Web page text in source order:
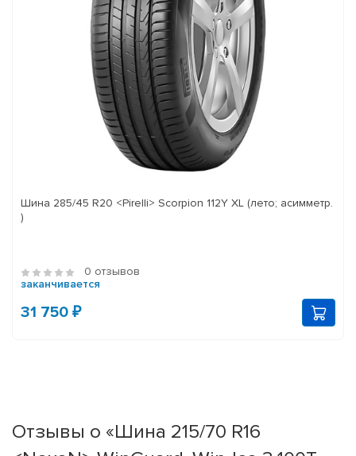
Шина 285/45 R20 <Pirelli> Scorpion 112Y XL (лето; асимметр.
)
0 отзывов
заканчивается
31 750 ₽
Отзывы о «Шина 215/70 R16